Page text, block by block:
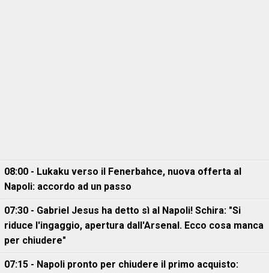
08:00 - Lukaku verso il Fenerbahce, nuova offerta al
Napoli: accordo ad un passo
07:30 - Gabriel Jesus ha detto sì al Napoli! Schira: "Si
riduce l'ingaggio, apertura dall'Arsenal. Ecco cosa manca
per chiudere"
07:15 - Napoli pronto per chiudere il primo acquisto: